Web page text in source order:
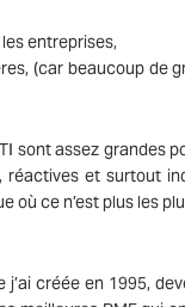
entreprises,
(car beaucoup de
sont assez grandes
réactives et surtout
où ce n’est plus les
j’ai créée en 1995,